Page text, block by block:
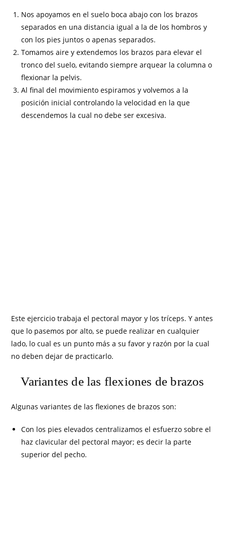
Nos apoyamos en el suelo boca abajo con los brazos
separados en una distancia igual a la de los hombros y
con los pies juntos o apenas separados.
Tomamos aire y extendemos los brazos para elevar el
tronco del suelo, evitando siempre arquear la columna o
flexionar la pelvis.
Al final del movimiento espiramos y volvemos a la
posición inicial controlando la velocidad en la que
descendemos la cual no debe ser excesiva.
Este ejercicio trabaja el pectoral mayor y los tríceps. Y antes
que lo pasemos por alto, se puede realizar en cualquier
lado, lo cual es un punto más a su favor y razón por la cual
no deben dejar de practicarlo.
Variantes de las flexiones de brazos
Algunas variantes de las flexiones de brazos son:
Con los pies elevados centralizamos el esfuerzo sobre el
haz clavicular del pectoral mayor; es decir la parte
superior del pecho.